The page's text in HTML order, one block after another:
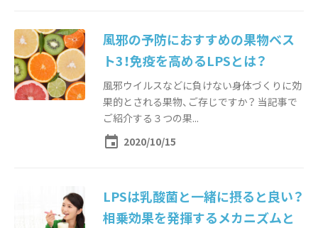
風邪の予防におすすめの果物ベス
ト3！免疫を高めるLPSとは？
風邪ウイルスなどに負けない身体づくりに効
果的とされる果物、ご存じですか？ 当記事で
ご紹介する３つの果...
event 2020/10/15
LPSは乳酸菌と一緒に摂ると良い？
相乗効果を発揮するメカニズムと